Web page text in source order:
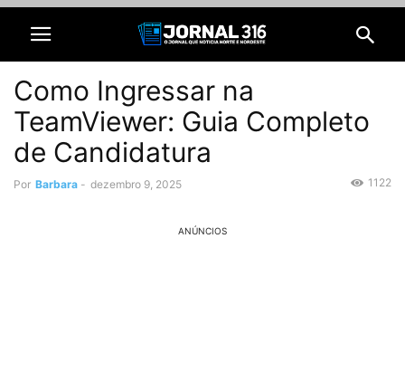
Como Ingressar na
TeamViewer: Guia Completo
de Candidatura
Por Barbara - dezembro 9, 2025 1122
ANÚNCIOS